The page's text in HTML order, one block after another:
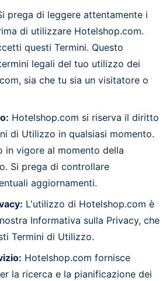
prega di leggere attentamente i
di utilizzare Hotelshop.com.
questi Termini. Questo
legali del tuo utilizzo dei
sia che tu sia un visitatore o
Hotelshop.com si riserva il diritto
di Utilizzo in qualsiasi momento.
in vigore al momento della
Si prega di controllare
aggiornamenti.
L'utilizzo di Hotelshop.com è
Informativa sulla Privacy, che
Termini di Utilizzo.
Hotelshop.com fornisce
la ricerca e la pianificazione dei